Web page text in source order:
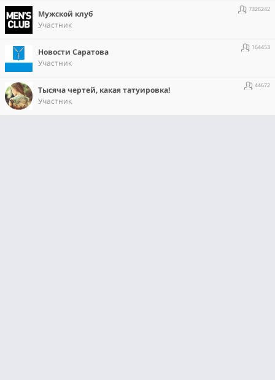
Мужской клуб
Участник
7326242
Новости Саратова
Участник
164453
Тысяча чертей, какая татуировка!
Участник
44672